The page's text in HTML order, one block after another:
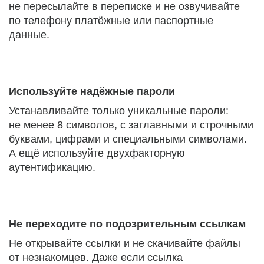
не пересылайте в переписке и не озвучивайте
по телефону платёжные или паспортные
данные.
Используйте надёжные пароли
Устанавливайте только уникальные пароли:
не менее 8 символов, с заглавными и строчными
буквами, цифрами и специальными символами.
А ещё используйте двухфакторную
аутентификацию.
Не переходите по подозрительным ссылкам
Не открывайте ссылки и не скачивайте файлы
от незнакомцев. Даже если ссылка